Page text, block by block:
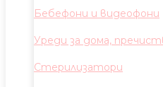
Бебефони и видеофони
Уреди за дома,
Стерилизатори